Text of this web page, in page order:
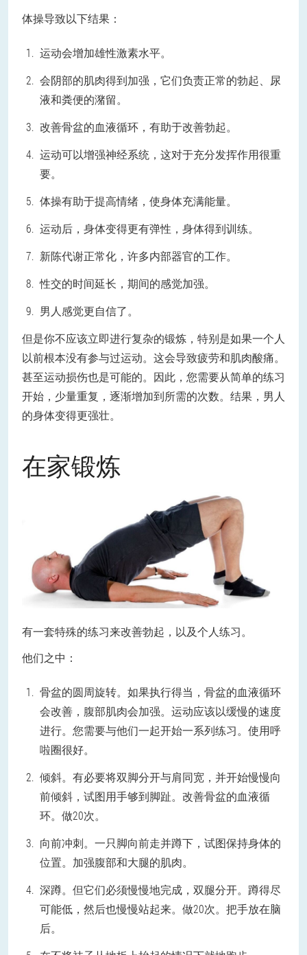
体操导致以下结果：
运动会增加雄性激素水平。
会阴部的肌肉得到加强，它们负责正常的勃起、尿
液和粪便的潴留。
改善骨盆的血液循环，有助于改善勃起。
运动可以增强神经系统，这对于充分发挥作用很重
要。
体操有助于提高情绪，使身体充满能量。
运动后，身体变得更有弹性，身体得到训练。
新陈代谢正常化，许多内部器官的工作。
性交的时间延长，期间的感觉加强。
男人感觉更自信了。
但是你不应该立即进行复杂的锻炼，特别是如果一个人
以前根本没有参与过运动。这会导致疲劳和肌肉酸痛。
甚至运动损伤也是可能的。因此，您需要从简单的练习
开始，少量重复，逐渐增加到所需的次数。结果，男人
的身体变得更强壮。
在家锻炼
有一套特殊的练习来改善勃起，以及个人练习。
他们之中：
骨盆的圆周旋转。如果执行得当，骨盆的血液循环
会改善，腹部肌肉会加强。运动应该以缓慢的速度
进行。您需要与他们一起开始一系列练习。使用呼
啦圈很好。
倾斜。有必要将双脚分开与肩同宽，并开始慢慢向
前倾斜，试图用手够到脚趾。改善骨盆的血液循
环。做20次。
向前冲刺。一只脚向前走并蹲下，试图保持身体的
位置。加强腹部和大腿的肌肉。
深蹲。但它们必须慢慢地完成，双腿分开。蹲得尽
可能低，然后也慢慢站起来。做20次。把手放在脑
后。